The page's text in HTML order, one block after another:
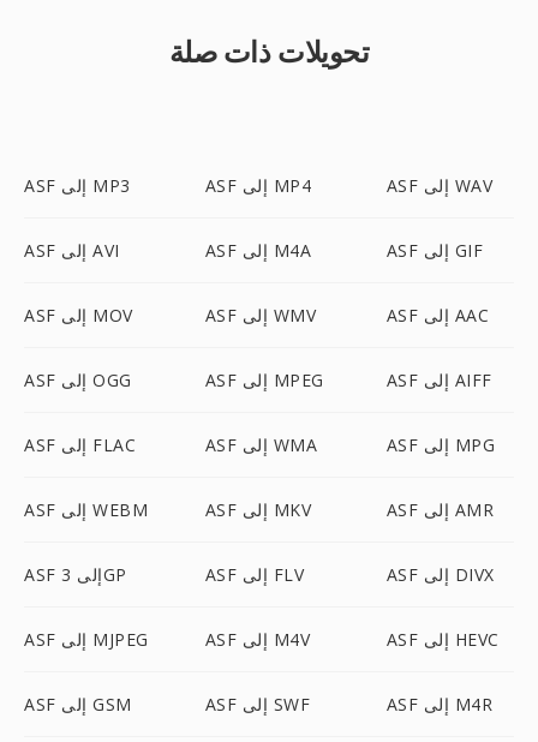
تحويلات ذات صلة
ASF إلى MP3 ASF إلى MP4 ASF إلى WAV
ASF إلى AVI ASF إلى M4A ASF إلى GIF
ASF إلى MOV ASF إلى WMV ASF إلى AAC
ASF إلى OGG ASF إلى MPEG ASF إلى AIFF
ASF إلى FLAC ASF إلى WMA ASF إلى MPG
ASF إلى WEBM ASF إلى MKV ASF إلى AMR
ASF إلى 3GP ASF إلى FLV ASF إلى DIVX
ASF إلى MJPEG ASF إلى M4V ASF إلى HEVC
ASF إلى GSM ASF إلى SWF ASF إلى M4R